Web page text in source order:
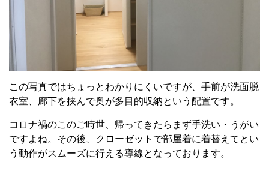
この写真ではちょっとわかりにくいですが、手前が洗面脱
衣室、廊下を挟んで奥が多目的収納という配置です。
コロナ禍のこのご時世、帰ってきたらまず手洗い・うがい
ですよね。その後、クローゼットで部屋着に着替えてとい
う動作がスムーズに行える導線となっております。